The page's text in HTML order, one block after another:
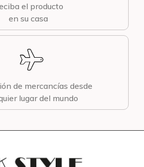
el producto
en su casa
de mercancías desde
lugar del mundo